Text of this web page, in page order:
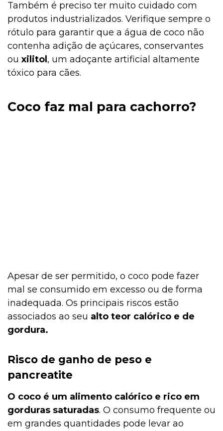
Também é preciso ter muito cuidado com
produtos industrializados. Verifique sempre o
rótulo para garantir que a água de coco não
contenha adição de açúcares, conservantes
ou xilitol , um adoçante artificial altamente
tóxico para cães.
Coco faz mal para cachorro?
Apesar de ser permitido, o coco pode fazer
mal se consumido em excesso ou de forma
inadequada. Os principais riscos estão
associados ao seu alto teor calórico e de
gordura.
Risco de ganho de peso e
pancreatite
O coco é um alimento calórico e rico em
gorduras saturadas. O consumo frequente ou
em grandes quantidades pode levar ao